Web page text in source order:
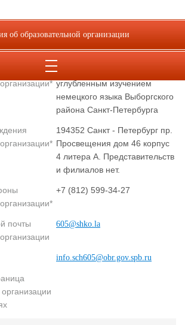
языка Выборгского района Санкт-Петербурга
ГБОУ школа №605 с
углубленным изучением
немецкого языка Выборгского
района Санкт-Петербурга
194352 Санкт - Петербург пр.
Просвещения дом 46 корпус
4 литера А. Представительств
и филиалов нет.
+7 (812) 599-34-27
почты
605@shko.la
info.sch605@obr.gov.spb.ru
об образовательной организации